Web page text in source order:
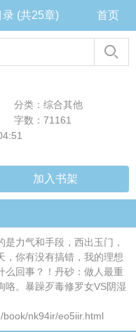
(共25章) 首页
分类：综合其他
字数：71161
加入书架
力气和手段，西出玉门，
，你有没有搞错，我的理想
么回事？！丹砂：做人最重
咯。暴躁歹毒修罗女VS阴湿
nk94ir/eo5iir.html